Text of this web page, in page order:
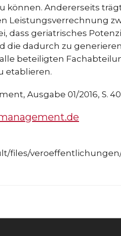
können. Andererseits
Leistungsverrechnung
dass geriatrisches
die dadurch zu
beteiligten
etablieren.
Ausgabe 01/2016, S.
files/